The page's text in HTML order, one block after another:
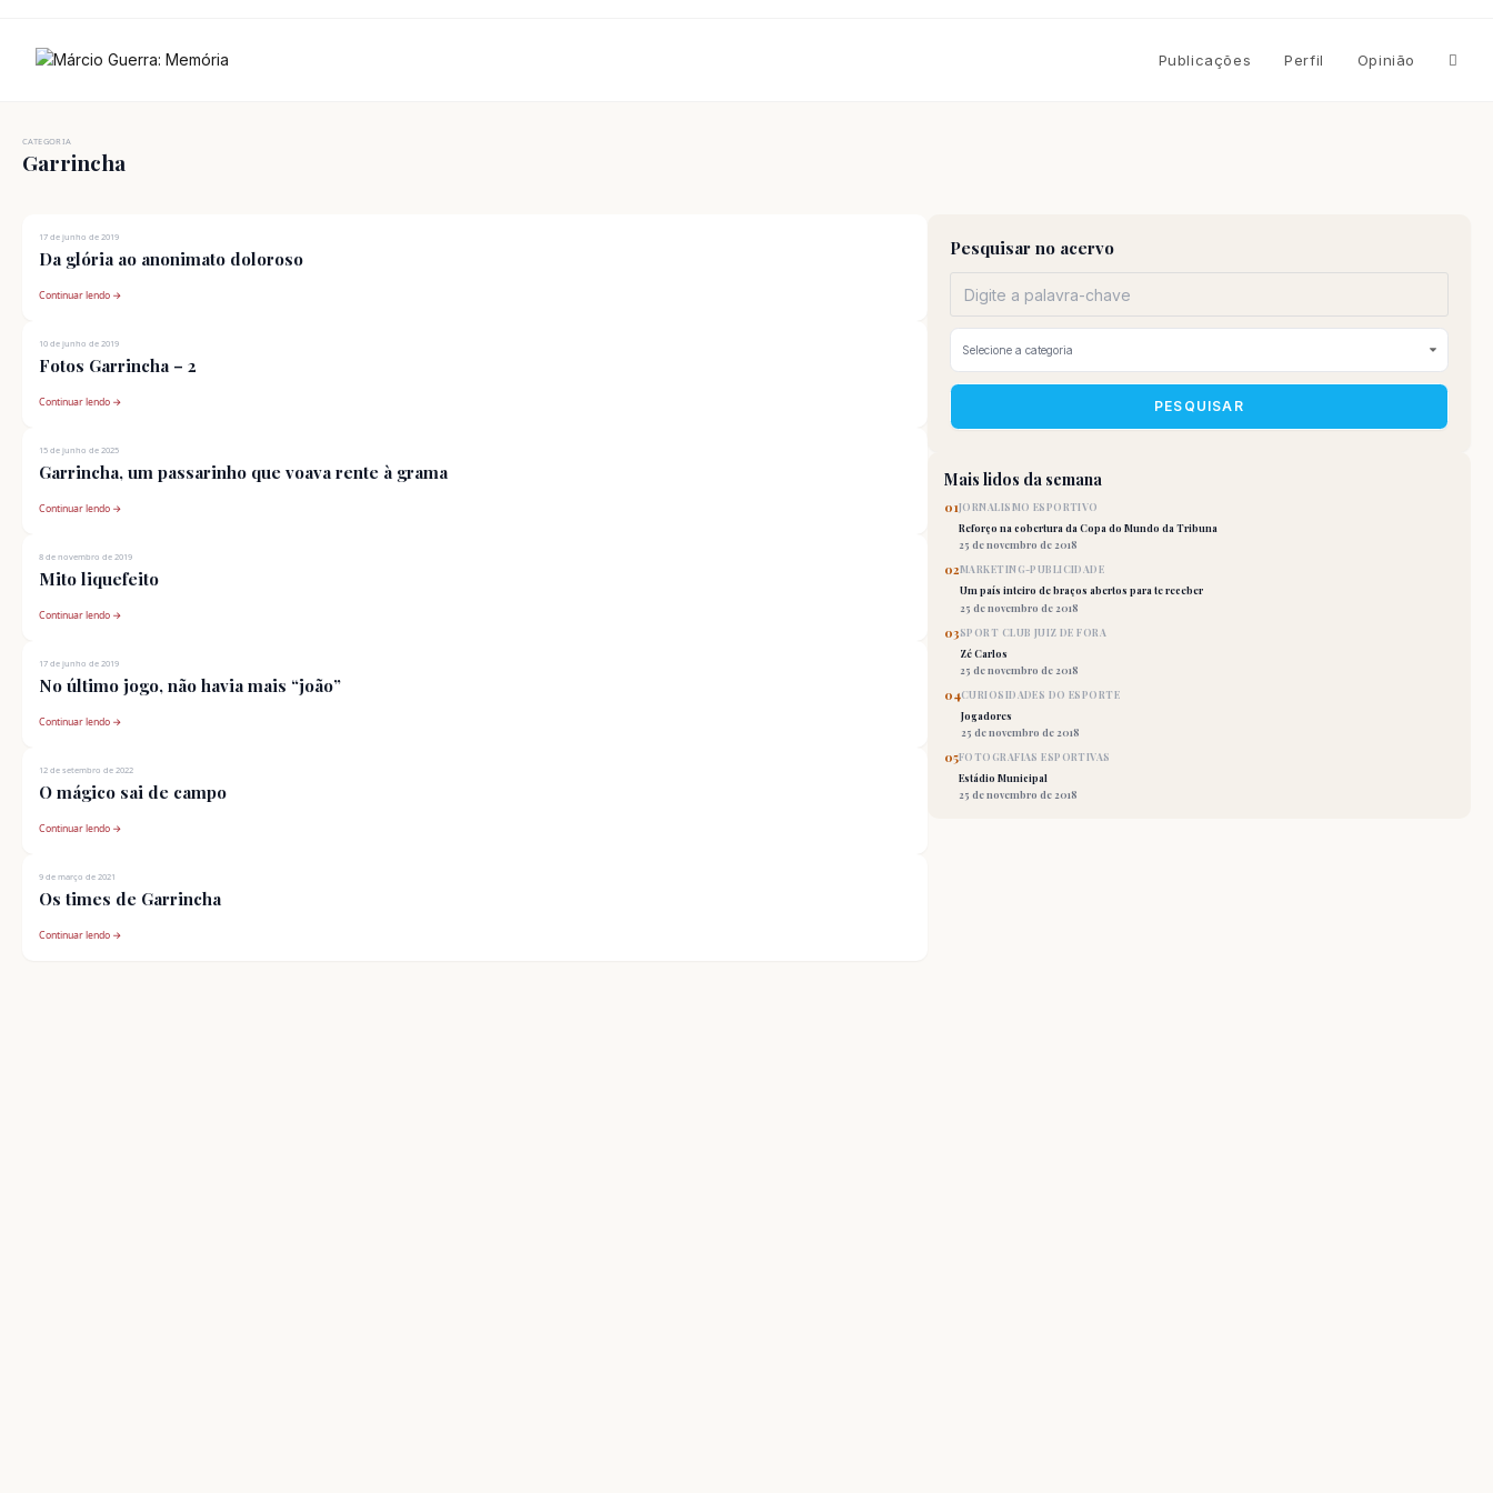
Publicações Perfil Opinião
CATEGORIA
Garrincha
17 de junho de 2019
Da glória ao anonimato doloroso
Continuar lendo →
10 de junho de 2019
Fotos Garrincha – 2
Continuar lendo →
15 de junho de 2025
Garrincha, um passarinho que voava rente à grama
Continuar lendo →
8 de novembro de 2019
Mito liquefeito
Continuar lendo →
17 de junho de 2019
No último jogo, não havia mais “joão”
Continuar lendo →
12 de setembro de 2022
O mágico sai de campo
Continuar lendo →
9 de março de 2021
Os times de Garrincha
Continuar lendo →
Pesquisar no acervo
PESQUISAR
Mais lidos da semana
01JORNALISMO ESPORTIVO
Reforço na cobertura da Copa do Mundo da Tribuna
25 de novembro de 2018
02MARKETING-PUBLICIDADE
Um país inteiro de braços abertos para te receber
25 de novembro de 2018
03SPORT CLUB JUIZ DE FORA
Zé Carlos
25 de novembro de 2018
04CURIOSIDADES DO ESPORTE
Jogadores
25 de novembro de 2018
05FOTOGRAFIAS ESPORTIVAS
Estádio Municipal
25 de novembro de 2018